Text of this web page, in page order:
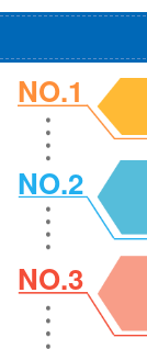
NO.1
NO.2
NO.3